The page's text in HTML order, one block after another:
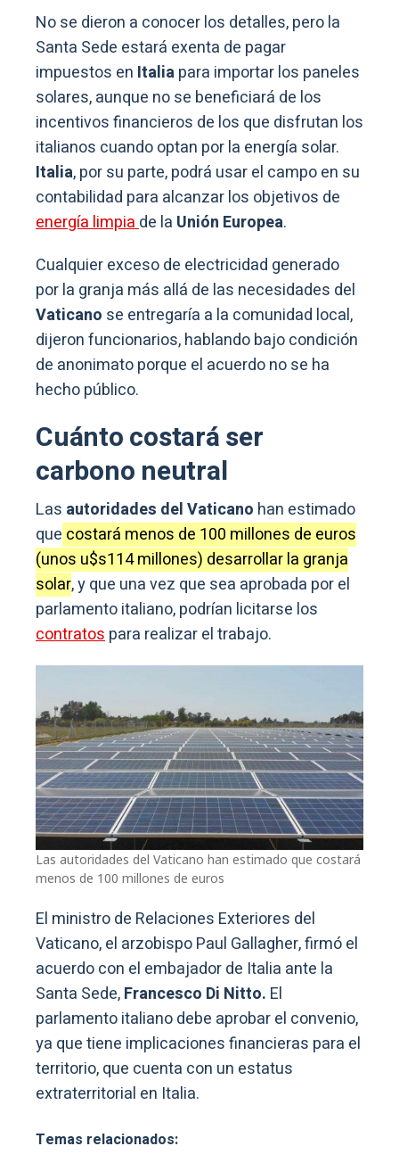
No se dieron a conocer los detalles, pero la
Santa Sede estará exenta de pagar
impuestos en Italiapara importar los paneles
solares, aunque no se beneficiará de los
incentivos financieros de los que disfrutan los
italianos cuando optan por la energía solar.
Italia, por su parte, podrá usar el campo en su
contabilidad para alcanzar los objetivos de
energía limpiade la Unión Europea.
Cualquier exceso de electricidad generado
por la granja más allá de las necesidades del
Vaticano se entregaría a la comunidad local,
dijeron funcionarios, hablando bajo condición
de anonimato porque el acuerdo no se ha
hecho público.
Cuánto costará ser
carbono neutral
Las autoridades del Vaticano han estimado
que costará menos de 100 millones de euros
(unos u$s114 millones) desarrollar la granja
solar, y que una vez que sea aprobada por el
parlamento italiano, podrían licitarse los
contratospara realizar el trabajo.
Las autoridades del Vaticano han estimado que costará
menos de 100 millones de euros
El ministro de Relaciones Exteriores del
Vaticano, el arzobispo Paul Gallagher, firmó el
acuerdo con el embajador de Italia ante la
Santa Sede,Francesco Di Nitto. El
parlamento italiano debe aprobar el convenio,
ya que tiene implicaciones financieras para el
territorio, que cuenta con un estatus
extraterritorial en Italia.
Temas relacionados: